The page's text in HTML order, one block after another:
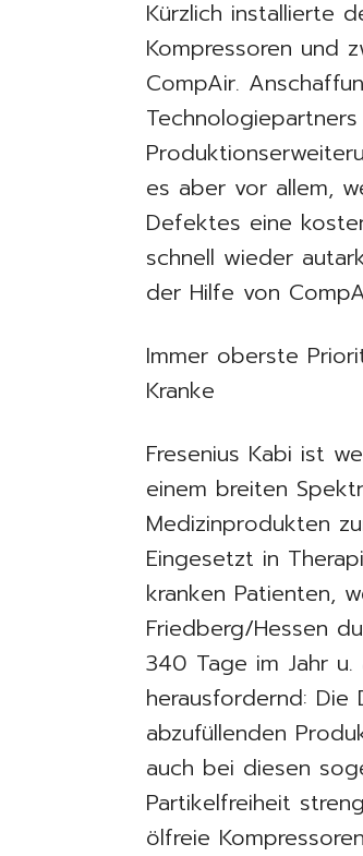
Kürzlich installierte
Kompressoren und
CompAir.
es aber vor allem,
Defektes eine
schnell wieder
der Hilfe von
Immer oberste
Kranke
Fresenius Kabi ist
einem breiten
Medizinprodukten
Eingesetzt in
kranken Patienten,
Friedberg/Hessen
340 Tage im Jahr u.
herausfordernd:
abzufüllenden
auch bei diesen
Partikelfreiheit
ölfreie